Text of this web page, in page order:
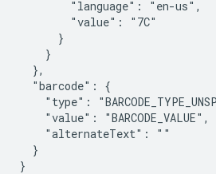
        "language": "en-us",
        "value": "7C"
      }
    }
  },
  "barcode": {
"type":
    "value": "BARCODE_VALUE",
    "alternateText": ""
  }
}